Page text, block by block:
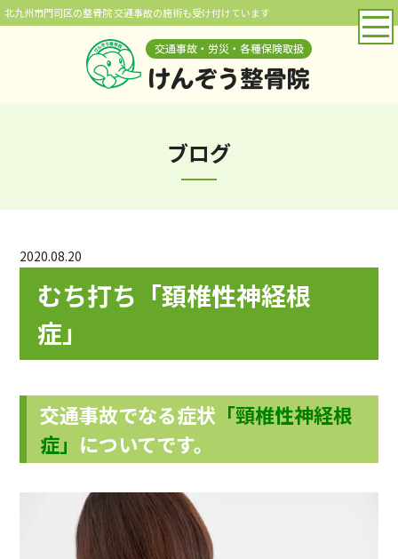
北九州市門司区の整骨院 交通事故の施術も受け付けています
ブログ
2020.08.20
むち打ち「頚椎性神経根
症」
交通事故でなる症状 「頸椎性神経根
症」 についてです。